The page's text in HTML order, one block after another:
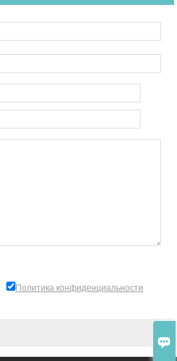

Политика конфиденциальности